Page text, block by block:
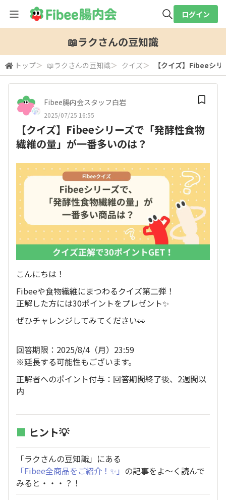
検索
ログイン
📖ラクさんの豆知識
トップ＞ 📖ラクさんの豆知識＞ クイズ＞ 【クイズ】Fibeeシ
Fibee腸内会スタッフ白岩
2025/07/25 16:55
【クイズ】Fibeeシリーズで「発酵性食物
繊維の量」が一番多いのは？
こんにちは！
Fibeeや食物繊維にまつわるクイズ第二弾！
正解した方には30ポイントをプレゼント✨
ぜひチャレンジしてみてください👀
回答期限：2025/8/4（月）23:59
※延長する可能性もございます。
正解者へのポイント付与：回答期間終了後、2週間以
内
■ ヒント💡
「ラクさんの豆知識」にある
「Fibee全商品をご紹介！✨」 の記事をよ～く読んで
みると・・・？！